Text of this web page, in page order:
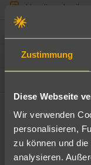
Zustimmung
Diese Webseite
Wir verwenden
personalisieren,
zu können und
analysieren.
Hotelbeschreibung
Bewertungen
Angebote filtern
Ändere die Kriterien